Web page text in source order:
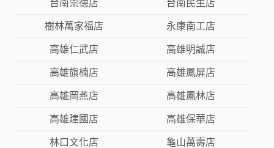
台南崇德店 台南民生店
樹林萬家福店 永康南工店
高雄仁武店 高雄明誠店
高雄旗楠店 高雄鳳屏店
高雄岡燕店 高雄鳳林店
高雄建國店 高雄保華店
林口文化店 龜山萬壽店